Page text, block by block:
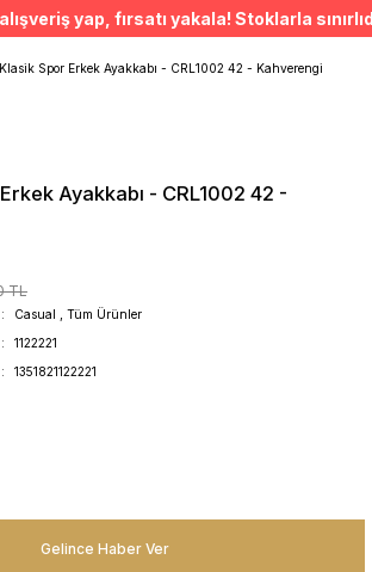
ÜCRETSİZ TESLİMAT İMKANI
SÜRDÜRÜLEBİLİR ÜRÜNLER
Spor Erkek Ayakkabı - CRL1002 42 - Kahverengi
Ayakkabı - CRL1002 42 -
TL
Casual
Tüm Ürünler
1122221
1351821122221
Gelince Haber Ver
yap, fırsatı yakala! Stoklarla